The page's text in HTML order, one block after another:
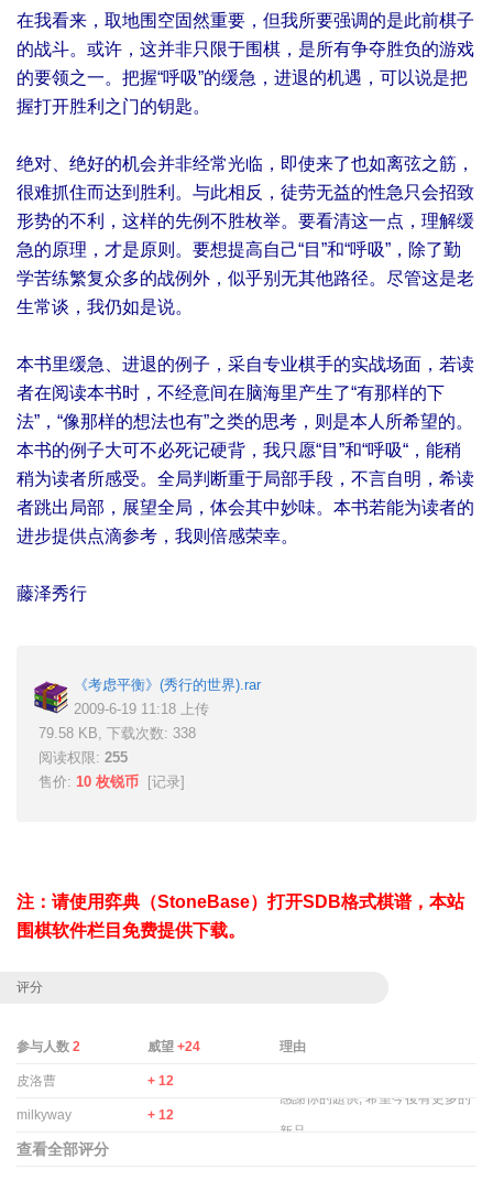
在我看来，取地围空固然重要，但我所要强调的是此前棋子
的战斗。或许，这并非只限于围棋，是所有争夺胜负的游戏
的要领之一。把握“呼吸”的缓急，进退的机遇，可以说是把
握打开胜利之门的钥匙。
绝对、绝好的机会并非经常光临，即使来了也如离弦之筋，
很难抓住而达到胜利。与此相反，徒劳无益的性急只会招致
形势的不利，这样的先例不胜枚举。要看清这一点，理解缓
急的原理，才是原则。要想提高自己“目”和“呼吸”，除了勤
学苦练繁复众多的战例外，似乎别无其他路径。尽管这是老
生常谈，我仍如是说。
本书里缓急、进退的例子，采自专业棋手的实战场面，若读
者在阅读本书时，不经意间在脑海里产生了“有那样的下
法”，“像那样的想法也有”之类的思考，则是本人所希望的。
本书的例子大可不必死记硬背，我只愿“目”和“呼吸“，能稍
稍为读者所感受。全局判断重于局部手段，不言自明，希读
者跳出局部，展望全局，体会其中妙味。本书若能为读者的
进步提供点滴参考，我则倍感荣幸。
藤泽秀行
《考虑平衡》(秀行的世界).rar
2009-6-19 11:18 上传
79.58 KB, 下载次数: 338
阅读权限: 255
售价: 10 枚锐币 [记录]
注：请使用弈典（StoneBase）打开SDB格式棋谱，本站
围棋软件栏目免费提供下载。
评分
参与人数 2 威望+24 理由
皮洛曹 + 12
milkyway + 12
感謝你的題供, 希望今後有更多的
新品
查看全部评分